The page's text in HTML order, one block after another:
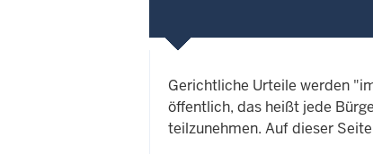
Gerichtliche Urteile werden
öffentlich, das heißt jede
teilzunehmen. Auf dieser